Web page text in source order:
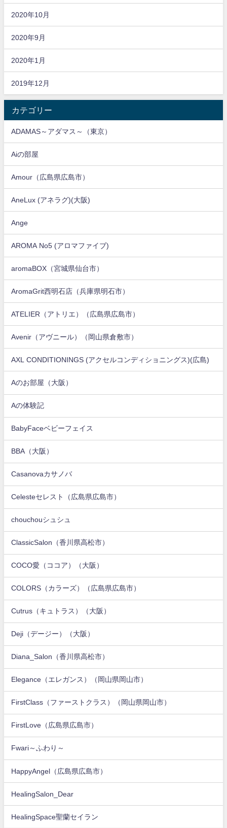
2020年10月
2020年9月
2020年1月
2019年12月
カテゴリー
ADAMAS～アダマス～（東京）
Aiの部屋
Amour（広島県広島市）
AneLux (アネラグ)(大阪)
Ange
AROMA No5 (アロマファイブ)
aromaBOX（宮城県仙台市）
AromaGrit西明石店（兵庫県明石市）
ATELIER（アトリエ）（広島県広島市）
Avenir（アヴニール）（岡山県倉敷市）
AXL CONDITIONINGS (アクセルコンディショニングス)(広島)
Aのお部屋（大阪）
Aの体験記
BabyFaceベビーフェイス
BBA（大阪）
Casanovaカサノバ
Celesteセレスト（広島県広島市）
chouchouシュシュ
ClassicSalon（香川県高松市）
COCO愛（ココア）（大阪）
COLORS（カラーズ）（広島県広島市）
Cutrus（キュトラス）（大阪）
Deji（デージー）（大阪）
Diana_Salon（香川県高松市）
Elegance（エレガンス）（岡山県岡山市）
FirstClass（ファーストクラス）（岡山県岡山市）
FirstLove（広島県広島市）
Fwari～ふわり～
HappyAngel（広島県広島市）
HealingSalon_Dear
HealingSpace聖蘭セイラン